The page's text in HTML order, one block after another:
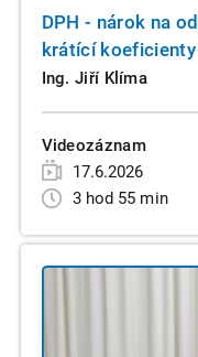
DPH - nárok na
krátící koeficienty
Ing. Jiří Klíma
Videozáznam
17.6.2026
3 hod 55 min